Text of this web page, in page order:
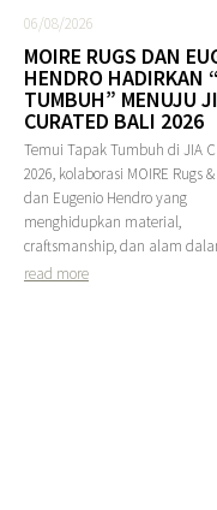
06/08/2026
MOIRE RUGS DAN
HENDRO HADIRKAN
TUMBUH” MENUJU
CURATED BALI 2026
Temui Tapak Tumbuh di JIA
2026, kolaborasi MOIRE Rugs
dan Eugenio Hendro yang
menghidupkan material,
craftsmanship, dan alam
read more